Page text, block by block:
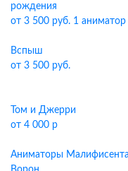
рождения
от 3 500 руб. 1 аниматор
Вспыш
от 3 500 руб.
Том и Джерри
от 4 000 р
Аниматоры